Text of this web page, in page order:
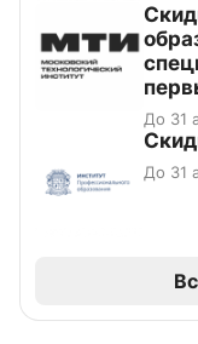
До 31
До 31